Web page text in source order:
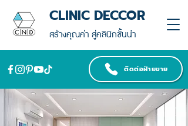
สร้างคุณค่า สู่คลินิกชั้นนำ
CLINIC DECCOR
ติดต่อฝ่ายขาย